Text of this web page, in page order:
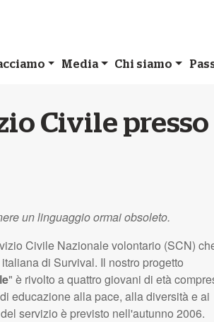
Media Chi siamo
Civile presso
un linguaggio ormai obsoleto.
Civile Nazionale volontario (SCN)
di Survival. Il nostro progetto
" è rivolto a quattro giovani di età
educazione alla pace, alla diversità e ai
servizio è previsto nell'autunno 2006.